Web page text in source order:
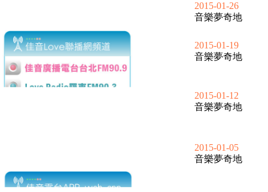
2015-01-26
音樂夢奇地
2015-01-19
音樂夢奇地
2015-01-12
音樂夢奇地
2015-01-05
音樂夢奇地